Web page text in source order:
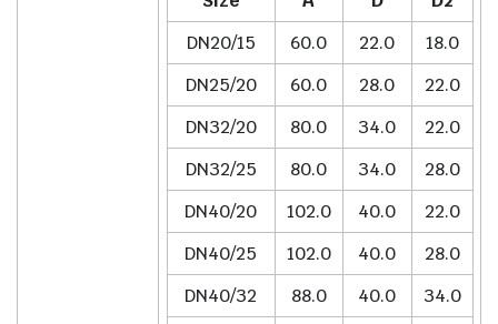
DN20/15
60.0 22.0
18.0
DN25/20
60.0 28.0
22.0
DN32/20
80.0 34.0
22.0
DN32/25
80.0 34.0
28.0
DN40/20
102.0 40.0
22.0
DN40/25
102.0 40.0
28.0
DN40/32
88.0 40.0
34.0